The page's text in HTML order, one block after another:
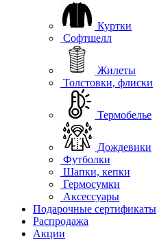
Куртки
Софтшелл
Жилеты
Толстовки, флиски
Термобелье
Дождевики
Футболки
Шапки, кепки
Гермосумки
Аксессуары
Подарочные сертификаты
Распродажа
Акции